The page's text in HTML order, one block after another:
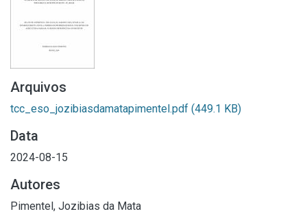
Arquivos
tcc_eso_jozibiasdamatapimentel.pdf (449.1 KB)
Data
2024-08-15
Autores
Pimentel, Jozibias da Mata